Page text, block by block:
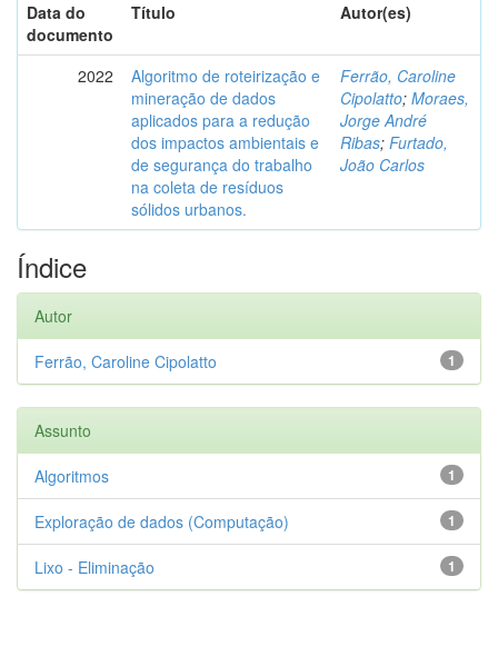
Data do
documento
Título Autor(es)
2022
Algoritmo de roteirização e
mineração de dados
aplicados para a redução
dos impactos ambientais e
de segurança do trabalho
na coleta de resíduos
sólidos urbanos.
Ferrão, Caroline
Cipolatto; Moraes,
Jorge André
Ribas; Furtado,
João Carlos
Índice
Autor
1
Ferrão, Caroline Cipolatto
Assunto
1
Algoritmos
1
Exploração de dados (Computação)
1
Lixo - Eliminação